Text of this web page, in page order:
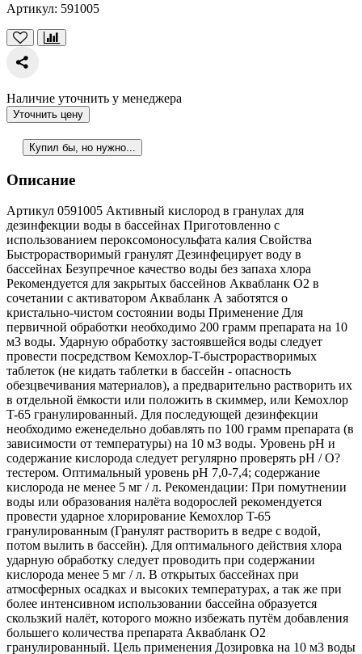
Артикул: 591005
Наличие уточнить у менеджера
Уточнить цену
Купил бы, но нужно...
Описание
Артикул 0591005 Активный кислород в гранулах для
дезинфекции воды в бассейнах Приготовленно с
использованием пероксомоносульфата калия Свойства
Быстрорастворимый гранулят Дезинфецирует воду в
бассейнах Безупречное качество воды без запаха хлора
Рекомендуется для закрытых бассейнов Аквабланк О2 в
сочетании с активатором Аквабланк А заботятся о
кристально-чистом состоянии воды Применение Для
первичной обработки необходимо 200 грамм препарата на 10
м3 воды. Ударную обработку застоявшейся воды следует
провести посредством Кемохлор-T-быстрорастворимых
таблеток (не кидать таблетки в бассейн - опасность
обезцвечивания материалов), а предварительно растворить их
в отдельной ёмкости или положить в скиммер, или Кемохлор
T-65 гранулированный. Для последующей дезинфекции
необходимо еженедельно добавлять по 100 грамм препарата (в
зависимости от температуры) на 10 м3 воды. Уровень рН и
содержание кислорода следует регулярно проверять pH / O?
тестером. Оптимальный уровень pH 7,0-7,4; содержание
кислорода не менее 5 мг / л. Рекомендации: При помутнении
воды или образования налёта водорослей рекомендуется
провести ударное хлорирование Кемохлор T-65
гранулированным (Гранулят растворить в ведре с водой,
потом вылить в бассейн). Для оптимального действия хлора
ударную обработку следует проводить при содержании
кислорода менее 5 мг / л. В открытых бассейнах при
атмосферных осадках и высоких температурах, а так же при
более интенсивном использовании бассейна образуется
скользкий налёт, которого можно избежать путём добавления
большего количества препарата Аквабланк О2
гранулированный. Цель применения Дозировка на 10 м3 воды